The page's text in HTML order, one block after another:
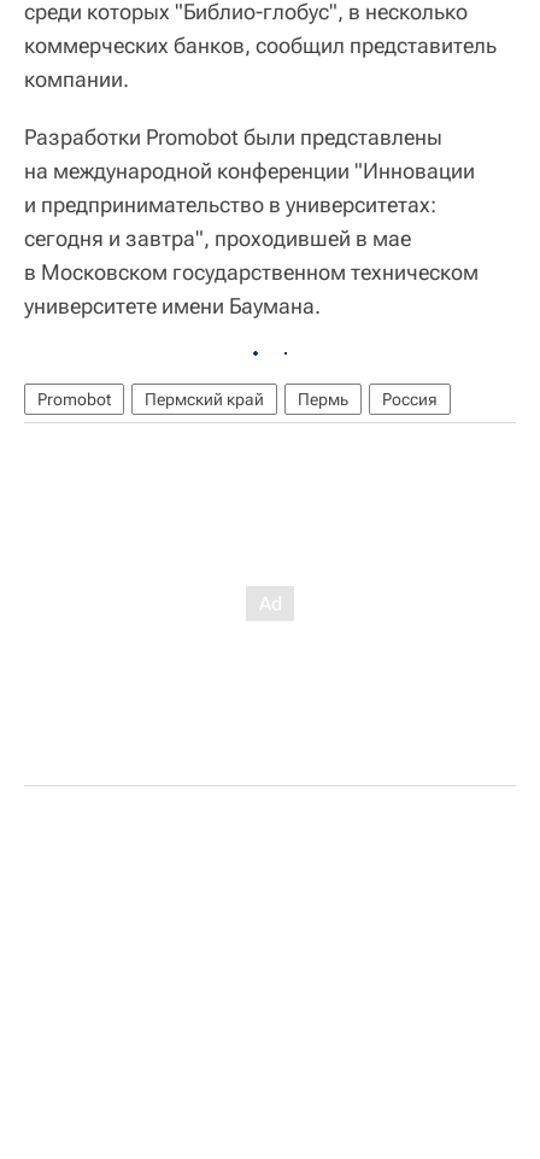
среди которых "Библио-глобус", в несколько
коммерческих банков, сообщил представитель
компании.
Разработки Promobot были представлены
на международной конференции "Инновации
и предпринимательство в университетах:
сегодня и завтра", проходившей в мае
в Московском государственном техническом
университете имени Баумана.
Promobot Пермский край Пермь Россия